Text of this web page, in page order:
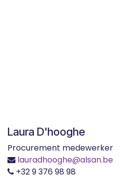
Laura D'hooghe
Procurement medewerker
lauradhooghe@alsan.be
+32 9 376 98 98